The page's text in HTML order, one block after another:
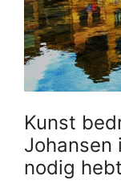
Kunst
Johansen
nodig hebt